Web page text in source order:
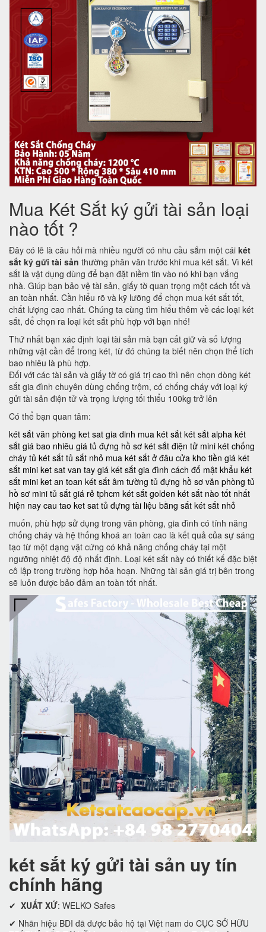
Mua Két Sắt ký gửi tài sản loại
nào tốt ?
Đây có lẽ là câu hỏi mà nhiều người có nhu cầu sắm một cái két
sắt ký gửi tài sản thường phân vân trước khi mua két sắt. Vì két
sắt là vật dụng dùng để bạn đặt niềm tin vào nó khi bạn vắng
nhà. Giúp bạn bảo vệ tài sản, giấy tờ quan trọng một cách tốt và
an toàn nhất. Cần hiểu rõ và kỹ lưỡng để chọn mua két sắt tốt,
chất lượng cao nhất. Chúng ta cùng tìm hiểu thêm về các loại két
sắt, để chọn ra loại két sắt phù hợp với bạn nhé!
Thứ nhất bạn xác định loại tài sản mà bạn cất giữ và số lượng
những vật cần để trong két, từ đó chúng ta biết nên chọn thể tích
bao nhiêu là phù hợp.
Đối với các tài sản và giấy tờ có giá trị cao thì nên chọn dòng két
sắt gia đình chuyên dùng chống trộm, có chống cháy với loại ký
gửi tài sản điện tử và trọng lượng tối thiểu 100kg trở lên
Có thể bạn quan tâm:
két sắt văn phòng ket sat gia dinh mua két sắt két sắt alpha két
sắt giá bao nhiêu giá tủ đựng hồ sơ két sắt điện tử mini két chống
cháy tủ két sắt tủ sắt nhỏ mua két sắt ở đâu cửa kho tiền giá két
sắt mini ket sat van tay giá két sắt gia đình cách đổ mật khẩu két
sắt mini ket an toan két sắt âm tường tủ đựng hồ sơ văn phòng tủ
hồ sơ mini tủ sắt giá rẻ tphcm két sắt golden két sắt nào tốt nhất
hiện nay cau tao ket sat tủ đựng tài liệu bằng sắt két sắt nhỏ
muốn, phù hợp sử dụng trong văn phòng, gia đình có tính năng
chống cháy và hệ thống khoá an toàn cao là kết quả của sự sáng
tạo từ một dạng vật cứng có khả năng chống cháy tại một
ngưỡng nhiệt độ độ nhất định. Loại két sắt này có thiết kế đặc biệt
cô lập trong trường hợp hỏa hoạn. Những tài sản giá trị bên trong
sẽ luôn được bảo đảm an toàn tốt nhất.
két sắt ký gửi tài sản uy tín
chính hãng
✔ XUẤT XỨ: WELKO Safes
✔ Nhãn hiệu BDI đã được bảo hộ tại Việt nam do CỤC SỞ HỮU